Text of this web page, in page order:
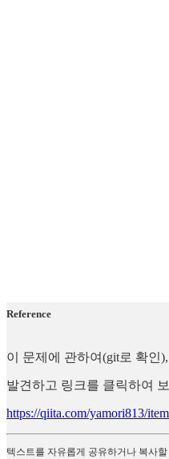
Reference
이 문제에 관하여(git로 확인
발견하고 링크를 클릭하여
https://qiita.com/yamori813/
텍스트를 자유롭게 공유하거나 복사